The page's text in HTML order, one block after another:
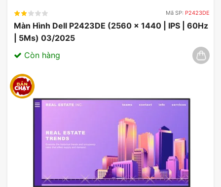
Mã SP: P2423DE
Màn Hình Dell P2423DE (2560 x 1440 | IPS | 60Hz
| 5Ms) 03/2025
Còn hàng